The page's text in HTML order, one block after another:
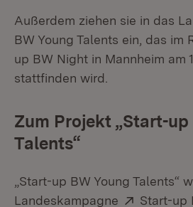
Außerdem ziehen sie in das
BW Young Talents ein, das im
up BW Night in Mannheim am
stattfinden wird.
Zum Projekt „Start-up
Talents“
„Start-up BW Young Talents“
Landeskampagne
Extern:
Start-up